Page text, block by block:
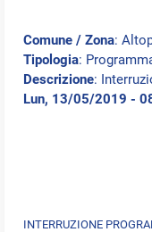
Comune / Zona:
Tipologia:
Descrizione:
Lun, 13/05/2019 -
INTERRUZIONE